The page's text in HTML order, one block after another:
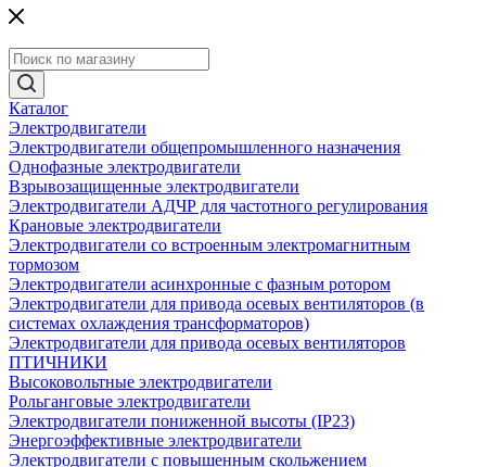
Каталог
Электродвигатели
Электродвигатели общепромышленного назначения
Однофазные электродвигатели
Взрывозащищенные электродвигатели
Электродвигатели АДЧР для частотного регулирования
Крановые электродвигатели
Электродвигатели со встроенным электромагнитным
тормозом
Электродвигатели асинхронные с фазным ротором
Электродвигатели для привода осевых вентиляторов (в
системах охлаждения трансформаторов)
Электродвигатели для привода осевых вентиляторов
ПТИЧНИКИ
Высоковольтные электродвигатели
Рольганговые электродвигатели
Электродвигатели пониженной высоты (IP23)
Энергоэффективные электродвигатели
Электродвигатели с повышенным скольжением